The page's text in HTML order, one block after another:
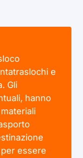
e
Gli
hanno
essere